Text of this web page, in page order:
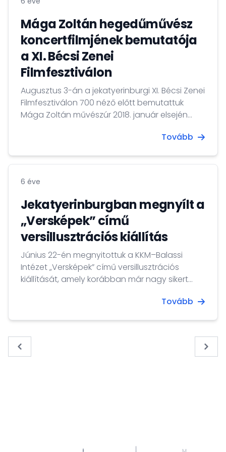
Mága Zoltán hegedűművész
koncertfilmjének bemutatója
a XI. Bécsi Zenei
Filmfesztiválon
Augusztus 3-án a jekatyerinburgi XI. Bécsi Zenei
Filmfesztiválon 700 néző előtt bemutattuk
Mága Zoltán művészúr 2018. január elsején
Tovább
6 éve
Jekatyerinburgban megnyílt a
„Versképek” című
versillusztrációs kiállítás
Június 22-én megnyitottuk a KKM–Balassi
Intézet „Versképek” című versillusztrációs
kiállítását, amely korábban már nagy sikert
Tovább
« Previous Next